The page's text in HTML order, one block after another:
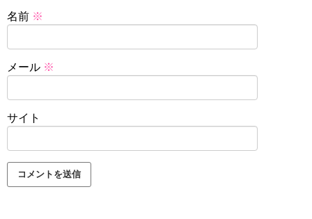
名前 ※
メール ※
サイト